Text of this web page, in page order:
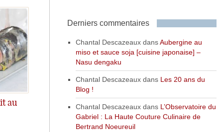
au
Derniers commentaires
Chantal DescazeauxdansAubergine au
miso et sauce soja [cuisine japonaise] –
Nasu dengaku
Chantal Descazeauxdans Les 20 ans du
Blog !
Chantal Descazeauxdans L’Observatoire du
Gabriel : La Haute Couture Culinaire de
Bertrand Noeureuil